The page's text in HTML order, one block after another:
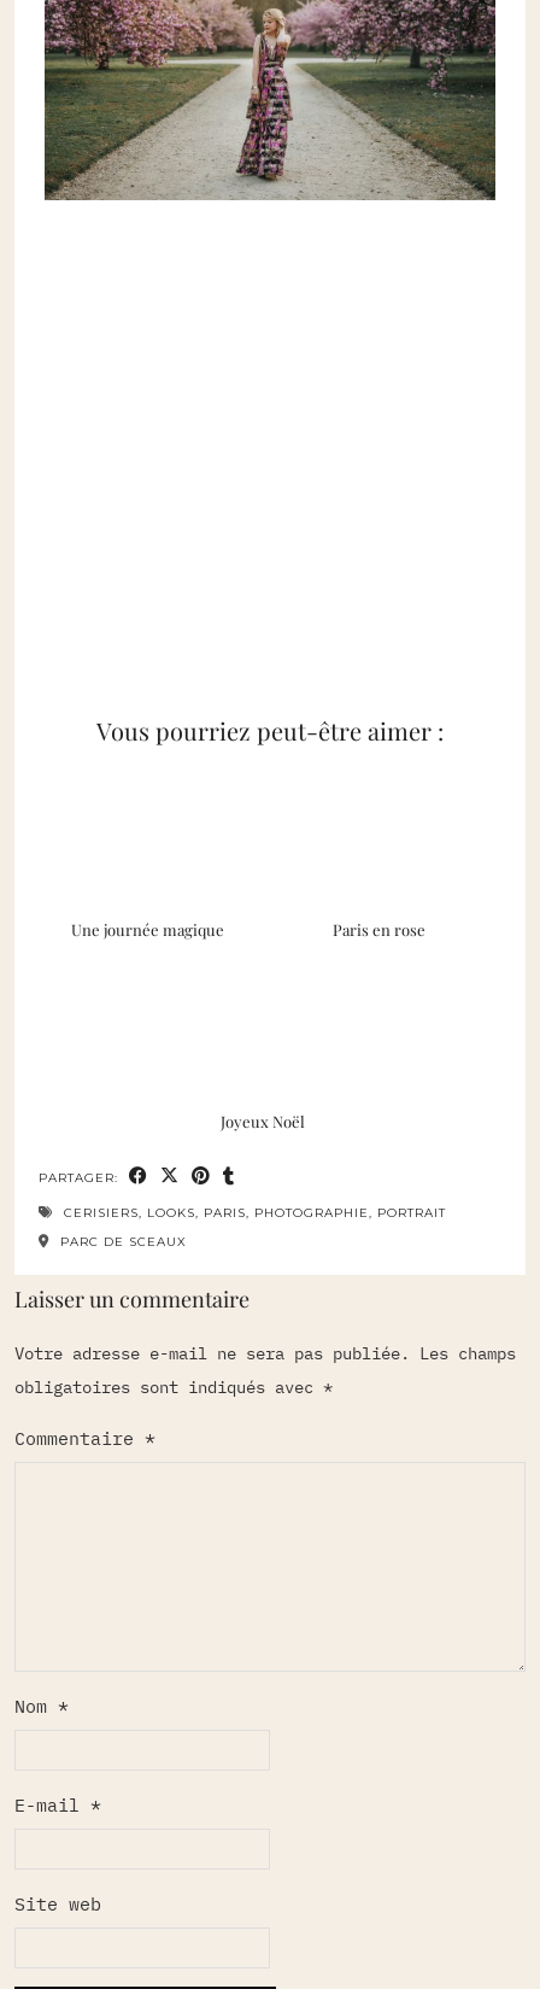
Vous pourriez peut-être aimer :
Une journée magique Paris en rose
Joyeux Noël
PARTAGER:
CERISIERS, LOOKS, PARIS, PHOTOGRAPHIE, PORTRAIT
PARC DE SCEAUX
Laisser un commentaire
Votre adresse e-mail ne sera pas publiée.
Les champs
obligatoires sont indiqués avec *
Commentaire *
Nom *
E-mail *
Site web